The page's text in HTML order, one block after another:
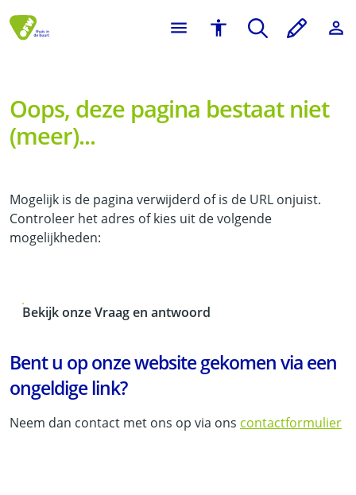
Oops, deze pagina bestaat niet
(meer)...
Mogelijk is de pagina verwijderd of is de URL onjuist.
Controleer het adres of kies uit de volgende
mogelijkheden:
Bekijk onze Vraag en antwoord
Bent u op onze website gekomen via een
ongeldige link?
Neem dan contact met ons op via ons contactformulier